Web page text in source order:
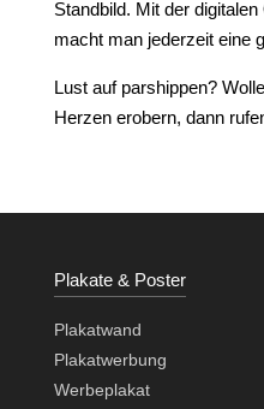
Standbild. Mit der
macht man jederzeit eine
Lust auf parshippen?
Herzen erobern, dann
Plakate & Poster
Plakatwand
Plakatwerbung
Werbeplakat